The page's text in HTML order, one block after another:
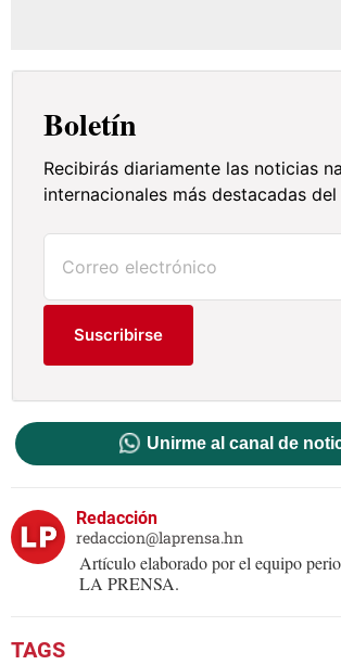
Boletín
Recibirás diariamente las noticias
internacionales más destacadas del
Suscribirse
Unirme al canal de
Redacción
redaccion@laprensa.hn
Artículo elaborado por el equipo
LA PRENSA.